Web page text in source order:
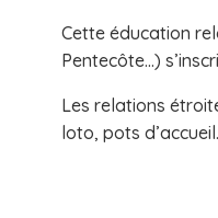
Cette éducation
Pentecôte…)
Les relations
loto, pots